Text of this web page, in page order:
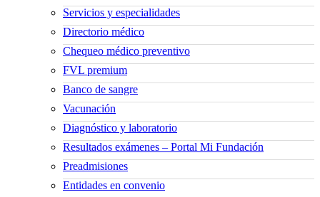
Servicios y especialidades
Directorio médico
Chequeo médico preventivo
FVL premium
Banco de sangre
Vacunación
Diagnóstico y laboratorio
Resultados exámenes – Portal Mi Fundación
Preadmisiones
Entidades en convenio